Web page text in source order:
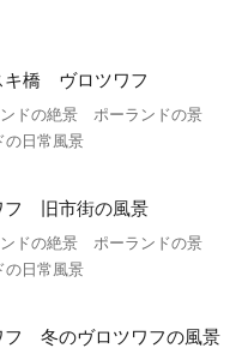
キ橋 ヴロツワフ
ドの絶景 ポーランドの景
日常風景
フ 旧市街の風景
ドの絶景 ポーランドの景
日常風景
フ 冬のヴロツワフの風景